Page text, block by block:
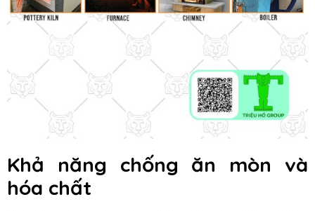
Khả năng chống ăn mòn và
hóa chất